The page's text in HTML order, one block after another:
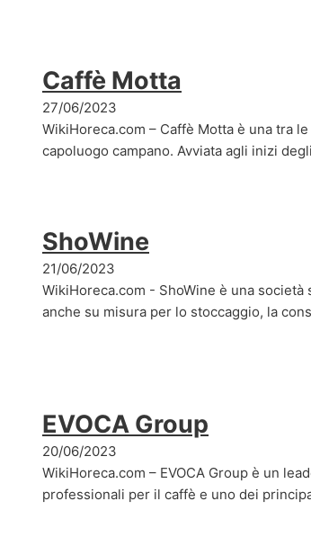
Caffè Motta
27/06/2023
WikiHoreca.com – Caffè Motta è una tra
capoluogo campano. Avviata agli inizi
ShoWine
21/06/2023
WikiHoreca.com - ShoWine è una
anche su misura per lo stoccaggio, la
EVOCA Group
20/06/2023
WikiHoreca.com – EVOCA Group è un
professionali per il caffè e uno dei